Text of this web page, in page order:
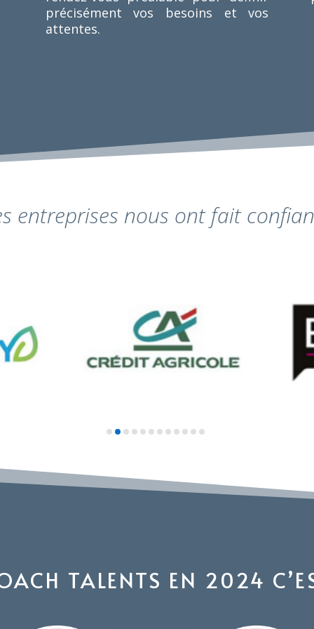
précisément vos besoins et vos
attentes.
entreprises nous ont fait
TALENTS EN 2024